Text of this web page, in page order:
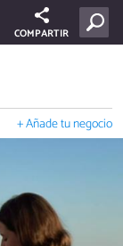
COMPARTIR
+ Añade tu negocio